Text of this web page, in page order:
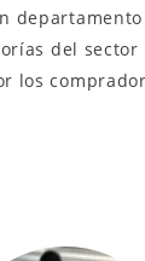
del